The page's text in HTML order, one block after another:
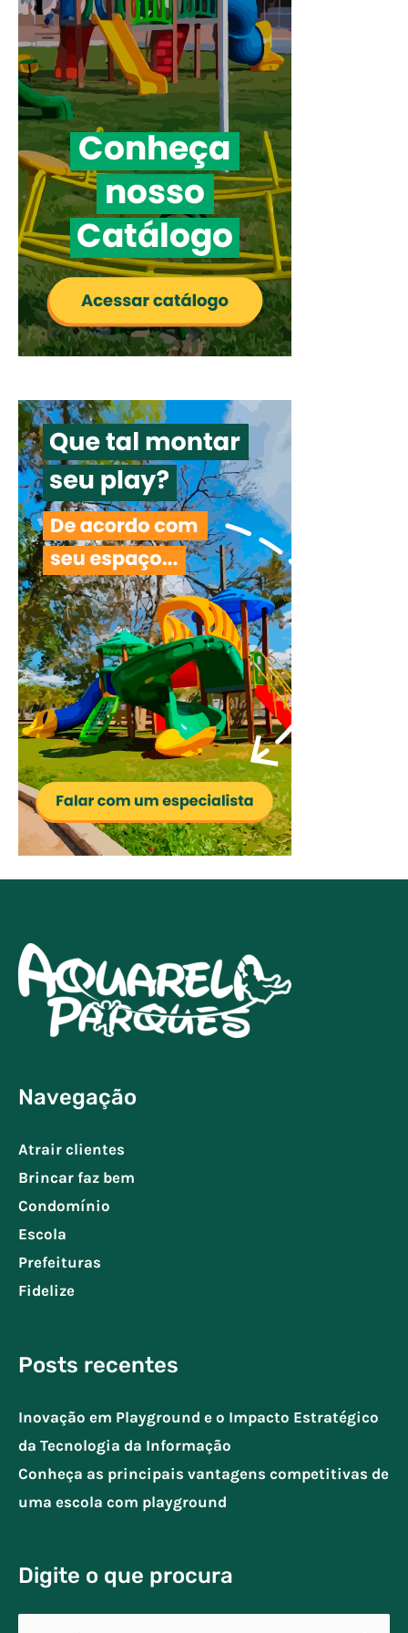
Navegação
Atrair clientes
Brincar faz bem
Condomínio
Escola
Prefeituras
Fidelize
Posts recentes
Inovação em Playground e o Impacto Estratégico
da Tecnologia da Informação
Conheça as principais vantagens competitivas de
uma escola com playground
Digite o que procura